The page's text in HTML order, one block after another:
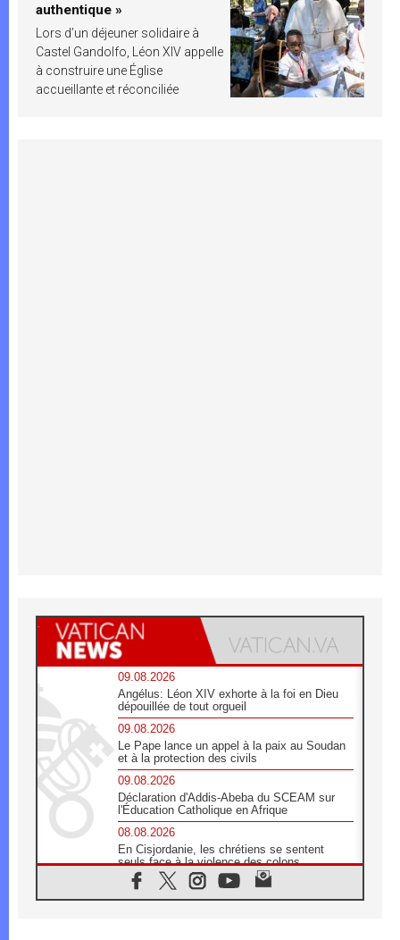
authentique »
Lors d’un déjeuner solidaire à
Castel Gandolfo, Léon XIV appelle
à construire une Église
accueillante et réconciliée
09.08.2026
Angélus: Léon XIV exhorte à la foi en Dieu
dépouillée de tout orgueil
09.08.2026
Le Pape lance un appel à la paix au Soudan
et à la protection des civils
09.08.2026
Déclaration d'Addis-Abeba du SCEAM sur
l'Éducation Catholique en Afrique
08.08.2026
En Cisjordanie, les chrétiens se sentent
seuls face à la violence des colons
08.08.2026
Léon XIV au sanctuaire de Notre Dame du